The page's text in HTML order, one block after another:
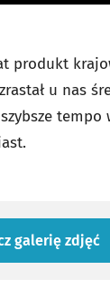
produkt
u nas
tempo
galerię zdjęć